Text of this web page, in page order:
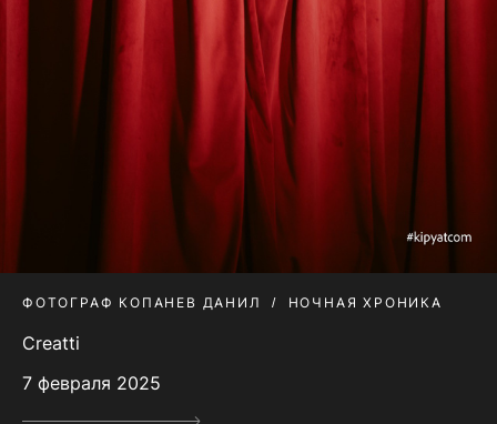
ФОТОГРАФ КОПАНЕВ ДАНИЛ НОЧНАЯ ХРОНИКА
Creatti
7 февраля 2025